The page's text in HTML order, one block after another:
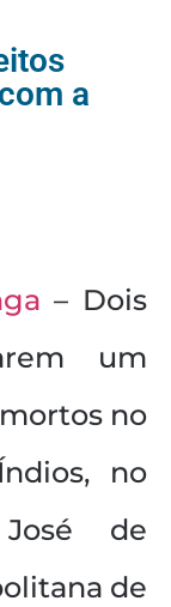
a
– Dois
um
no
no
de
de